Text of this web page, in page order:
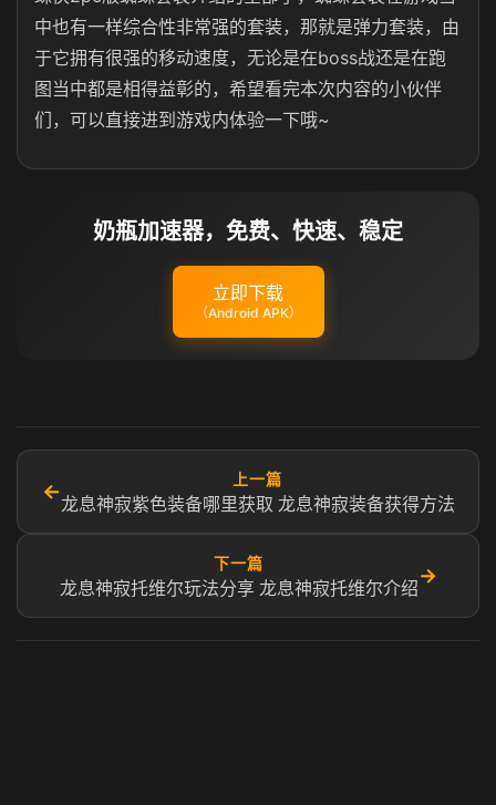
中也有一样综合性非常强的套装，那就是弹力套装，由
于它拥有很强的移动速度，无论是在boss战还是在跑
图当中都是相得益彰的，希望看完本次内容的小伙伴
们，可以直接进到游戏内体验一下哦~
奶瓶加速器，免费、快速、稳定
立即下载
（Android APK）
←
上一篇
龙息神寂紫色装备哪里获取 龙息神寂装备获得方法
下一篇
龙息神寂托维尔玩法分享 龙息神寂托维尔介绍
→